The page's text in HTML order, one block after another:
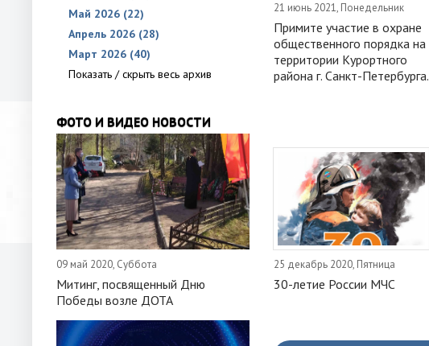
Май 2026 (22)
Апрель 2026 (28)
Март 2026 (40)
Показать / скрыть весь архив
ФОТО И ВИДЕО НОВОСТИ
09 май 2020, Суббота
Митинг, посвященный Дню
Победы возле ДОТА
21 июнь 2021, Понедельник
Примите участие в охране
общественного порядка на
территории Курортного
района г. Санкт-Петербурга.
25 декабрь 2020, Пятница
30-летие России МЧС